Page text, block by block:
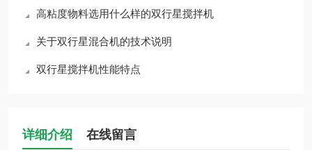
高粘度物料选用什么样的双行星搅拌机
关于双行星混合机的技术说明
双行星搅拌机性能特点
详细介绍 在线留言